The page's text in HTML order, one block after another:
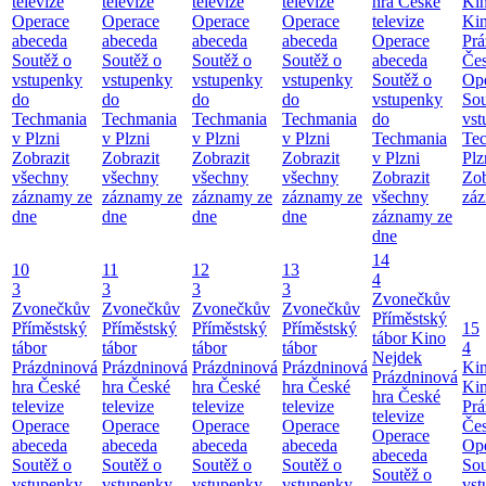
Operace
abeceda
Soutěž o
vstupenky
do
Techmania
v Plzni
Zobrazit
všechny
záznamy ze
dne
Operace
abeceda
Soutěž o
vstupenky
do
Techmania
v Plzni
Zobrazit
všechny
záznamy ze
dne
Operace
abeceda
Soutěž o
vstupenky
do
Techmania
v Plzni
Zobrazit
všechny
záznamy ze
dne
Operace
abeceda
Soutěž o
vstupenky
do
Techmania
v Plzni
Zobrazit
všechny
záznamy ze
dne
televize
Operace
abeceda
Soutěž o
vstupenky
do
Techmania
v Plzni
Zobrazit
všechny
záznamy ze
dne
10
3
Zvonečkův
Příměstský
tábor
Prázdninová
hra České
televize
Operace
abeceda
Soutěž o
11
3
Zvonečkův
Příměstský
tábor
Prázdninová
hra České
televize
Operace
abeceda
Soutěž o
12
3
Zvonečkův
Příměstský
tábor
Prázdninová
hra České
televize
Operace
abeceda
Soutěž o
13
3
Zvonečkův
Příměstský
tábor
Prázdninová
hra České
televize
Operace
abeceda
Soutěž o
14
4
Zvonečkův
Příměstský
táborKino
Nejdek
Prázdninová
hra České
televize
Operace
abeceda
Soutěž o
15
4